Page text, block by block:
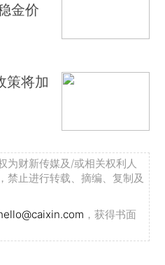
金价
策将加
为财新传媒及/或相关权利人
禁止进行转载、摘编、复制及
，获得书面